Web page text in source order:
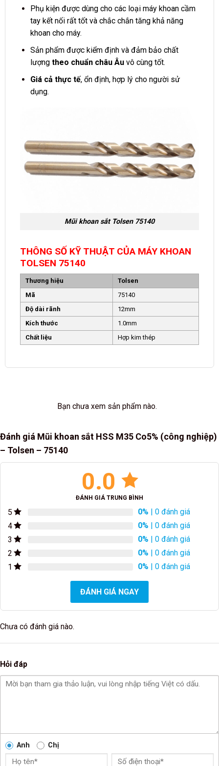
Phụ kiện được dùng cho các loại máy khoan cầm
tay kết nối rất tốt và chắc chắn tăng khả năng
khoan cho máy.
Sản phẩm được kiểm định và đảm bảo chất
lượng theo chuẩn châu Âuvô cùng tốt.
Giá cả thực tế, ổn định, hợp lý cho người sử
dụng.
Mũi khoan sắt Tolsen 75140
THÔNG SỐ KỸ THUẬT CỦA MÁY KHOAN
TOLSEN 75140
Thương hiệu
Tolsen
Mã
75140
Độ dài rãnh
12mm
Kích thước
1.0mm
Chất liệu
Hợp kim thép
Bạn chưa xem sản phẩm nào.
Đánh giá Mũi khoan sắt HSS M35 Co5% (công nghiệp)
– Tolsen – 75140
0.0
ĐÁNH GIÁ TRUNG BÌNH
5 0% | 0 đánh giá
4
0% | 0 đánh giá
3
0% | 0 đánh giá
2
0% | 0 đánh giá
1
0% | 0 đánh giá
ĐÁNH GIÁ NGAY
Chưa có đánh giá nào.
Hỏi đáp
Anh Chị